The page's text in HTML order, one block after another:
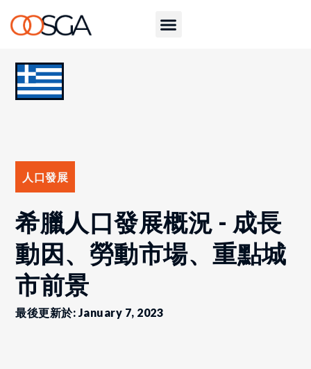
人口發展
希臘人口發展概況 - 成長
動因、勞動市場、重點城
市前景
最後更新於: January 7, 2023